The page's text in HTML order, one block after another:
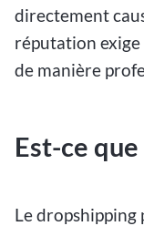
directement
réputation exige
de manière
Est-ce
Le